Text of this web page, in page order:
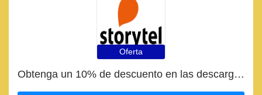
Oferta
Obtenga un 10% de descuento en las descargas de la aplicación Storytel